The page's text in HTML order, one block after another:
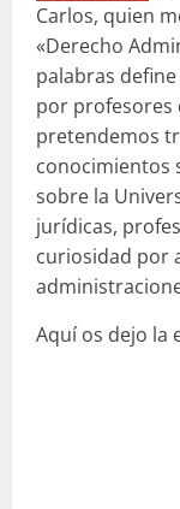
Carlos, quien
«Derecho
palabras
por profesores
pretendemos
conocimientos
sobre la
jurídicas,
curiosidad por
Aquí os dejo la